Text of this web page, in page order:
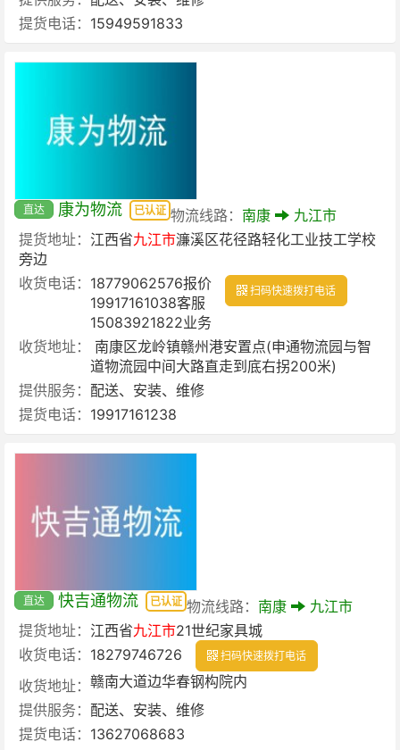
提货电话： 15949591833
直达 康为物流 已认证 物流线路： 南康
九江市
提货地址： 江西省九江市濂溪区花径路轻化工业技工学校
旁边
收货电话： 18779062576报价
19917161038客服
15083921822业务
扫码快速拨打电话
收货地址：
南康区龙岭镇赣州港安置点(申通物流园与智
道物流园中间大路直走到底右拐200米)
提供服务： 配送、安装、维修
提货电话： 19917161238
直达 快吉通物流 已认证 物流线路： 南康
九江市
提货地址： 江西省九江市21世纪家具城
收货电话： 18279746726 扫码快速拨打电话
收货地址： 赣南大道边华春钢构院内
提供服务： 配送、安装、维修
提货电话： 13627068683